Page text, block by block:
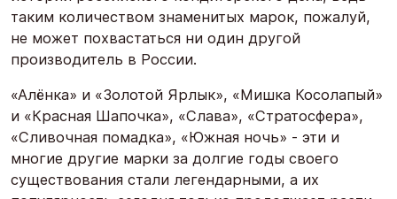
таким количеством знаменитых марок, пожалуй,
не может похвастаться ни один другой
производитель в России.
«Алёнка» и «Золотой Ярлык», «Мишка Косолапый»
и «Красная Шапочка», «Слава», «Стратосфера»,
«Сливочная помадка», «Южная ночь» - эти и
многие другие марки за долгие годы своего
существования стали легендарными, а их